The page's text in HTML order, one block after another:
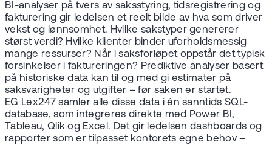
BI-analyser på tvers av saksstyring, tidsregistrering og
fakturering gir ledelsen et reelt bilde av hva som driver
vekst og lønnsomhet. Hvilke sakstyper genererer
størst verdi? Hvilke klienter binder uforholdsmessig
mange ressurser? Når i saksforløpet oppstår det typisk
forsinkelser i faktureringen? Prediktive analyser basert
på historiske data kan til og med gi estimater på
saksvarigheter og utgifter – før saken er startet.
EG Lex247 samler alle disse data i én sanntids SQL-
database, som integreres direkte med Power BI,
Tableau, Qlik og Excel. Det gir ledelsen dashboards og
rapporter som er tilpasset kontorets egne behov –